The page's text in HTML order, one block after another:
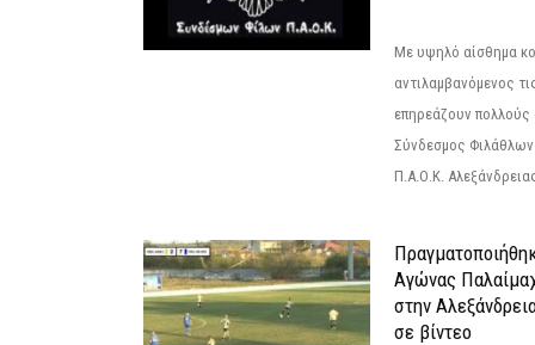
Με υψηλό αίσθημα
αντιλαμβανόμενος
επηρεάζουν πολλούς
Σύνδεσμος
Π.Α.Ο.Κ.
Αγώνας
στην
σε βίντεο